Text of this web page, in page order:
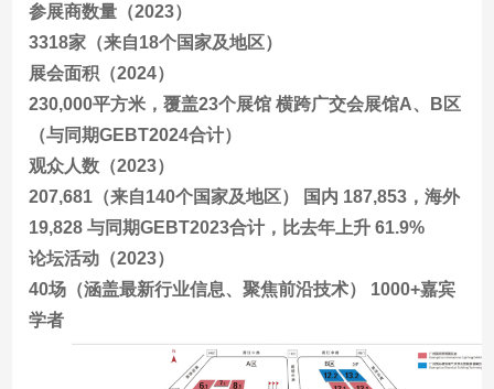
参展商数量（2023）
3318家（来自18个国家及地区）
展会面积（2024）
230,000平方米，覆盖23个展馆 横跨广交会展馆A、B区
（与同期GEBT2024合计）
观众人数（2023）
207,681（来自140个国家及地区） 国内 187,853，海外
19,828 与同期GEBT2023合计，比去年上升 61.9%
论坛活动（2023）
40场（涵盖最新行业信息、聚焦前沿技术） 1000+嘉宾
学者